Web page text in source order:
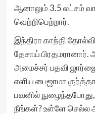
ஆனாலும் 3.5 லட்சம்
வெற்றிபெற்றார்.
இந்திரா காந்தி
தேசாய்
அமைச்சர் பதவி
எளிய பைஜாமா
பவனில் நுழைந்தபோது,
நீங்கள்? உள்ளே செல்ல